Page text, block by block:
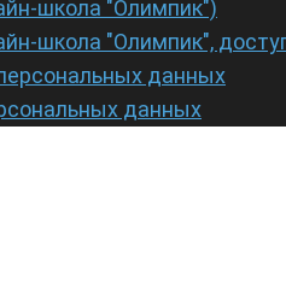
школа "Олимпик")
школа "Олимпик",
данных
данных